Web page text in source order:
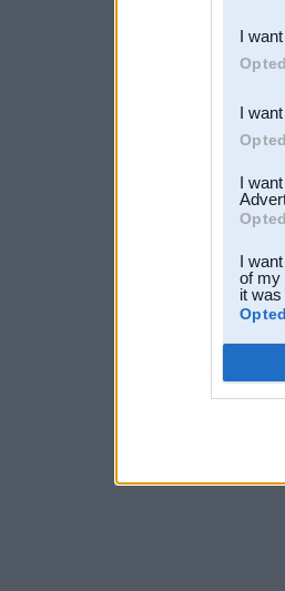
third
I
I
I
I
of my
it